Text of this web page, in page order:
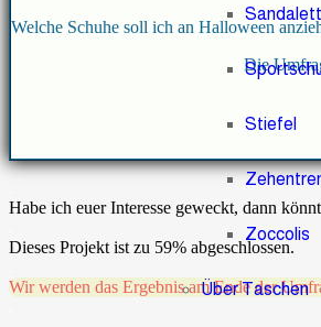
Stiefel
Zoccolis
Über Taschen
Welche Schuhe soll ich an Halloween
Die
Habe ich euer Interesse geweckt, dann
Dieses Projekt ist zu 59% abgeschlossen.
Wir werden das Ergebnis am Ende der